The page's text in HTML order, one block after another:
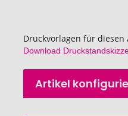
Druckvorlagen für diesen
Download
Artikel